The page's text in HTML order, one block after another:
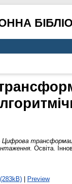
Цифрова
Освіта.
| Preview